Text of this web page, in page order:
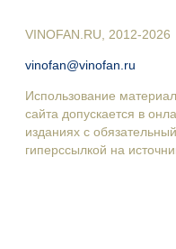
VINOFAN.RU, 2012-2026
vinofan@vinofan.ru
Использование
сайта допускается в
изданиях с обязательный
гиперссылкой на